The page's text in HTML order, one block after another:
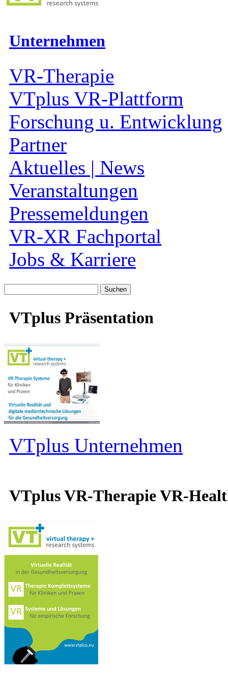
Unternehmen
VR-Therapie
VTplus VR-Plattform
Forschung u. Entwicklung
Partner
Aktuelles | News
Veranstaltungen
Pressemeldungen
VR-XR Fachportal
Jobs & Karriere
nach:
VTplus Präsentation
VTplus Unternehmen
VTplus VR-Therapie VR-